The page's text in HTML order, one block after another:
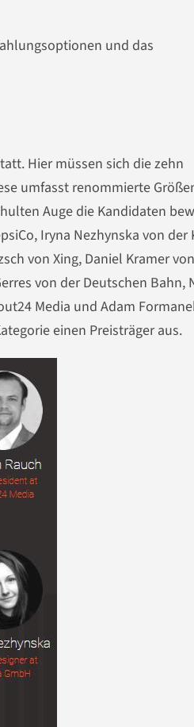
und das
Hier müssen sich die zehn
umfasst renommierte
Auge die Kandidaten
Iryna Nezhynska von der
von Xing, Daniel Kramer von
von der Deutschen Bahn,
Media und Adam
einen Preisträger aus.